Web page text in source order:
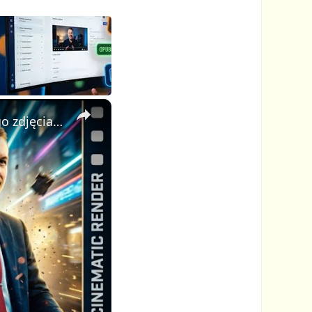
×
AI Video Generator: stwórz profesjonalne kinowe wideo z jednego zdjęcia i jednego promptu